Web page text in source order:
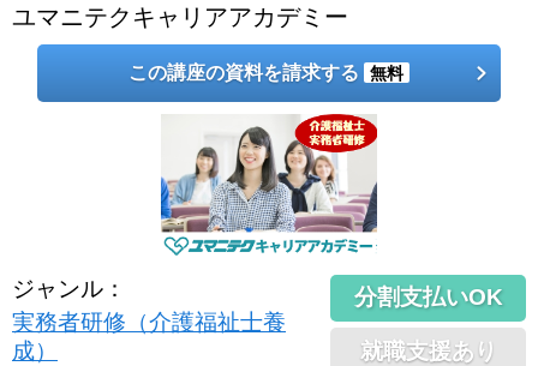
ユマニテクキャリアアカデミー
この講座の資料を請求する 無料
ジャンル ：
実務者研修（介護福祉士養
成）
分割支払いOK
就職支援あり